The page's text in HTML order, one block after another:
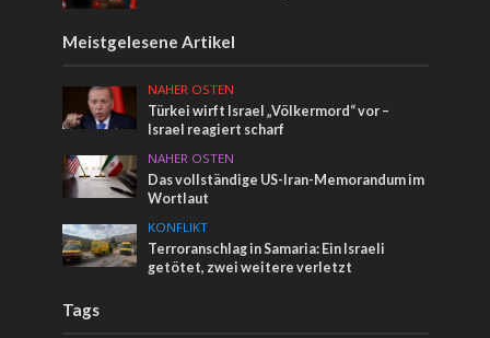
Meistgelesene Artikel
NAHER OSTEN
Türkei wirft Israel „Völkermord“ vor –
Israel reagiert scharf
NAHER OSTEN
Das vollständige US-Iran-Memorandum im
Wortlaut
KONFLIKT
Terroranschlag in Samaria: Ein Israeli
getötet, zwei weitere verletzt
Tags